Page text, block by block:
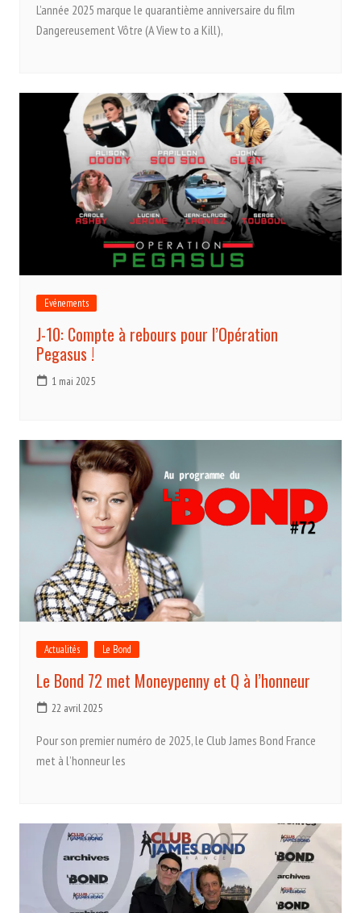
L’année 2025 marque le quarantième anniversaire du film
Dangereusement Vôtre (A View to a Kill),
Evénements
J-10: Compte à rebours pour l’Opération
Pegasus !
1 mai 2025
Actualités Le Bond
Le Bond 72 met Moneypenny et Q à l’honneur
22 avril 2025
Pour son premier numéro de 2025, le Club James Bond France
met à l’honneur les